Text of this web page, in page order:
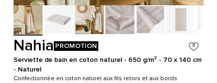
Nahia PROMOTION
Serviette de bain en coton naturel - 650 g/m² - 70 x 140 cm
- Naturel
Confectionnée en coton naturel aux fils retors et aux bords